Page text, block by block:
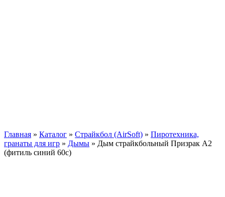
Главная » Каталог » Страйкбол (AirSoft) » Пиротехника,
гранаты для игр » Дымы » Дым страйкбольный Призрак А2
(фитиль синий 60с)